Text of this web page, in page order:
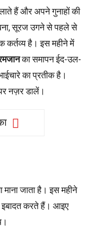
हैं और अपने गुनाहों की
सूरज उगने से पहले से
कर्तव्य है। इस महीने में
का समापन ईद-उल-
का प्रतीक है।
नज़र डालें।
माना जाता है। इस महीने
करते हैं। आइए